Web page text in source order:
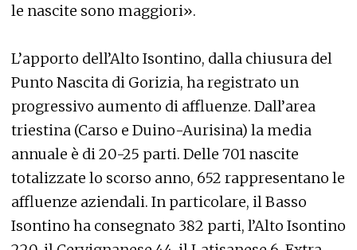
le nascite sono maggiori».
L’apporto dell’Alto Isontino, dalla chiusura del
Punto Nascita di Gorizia, ha registrato un
progressivo aumento di affluenze. Dall’area
triestina (Carso e Duino-Aurisina) la media
annuale è di 20-25 parti. Delle 701 nascite
totalizzate lo scorso anno, 652 rappresentano le
affluenze aziendali. In particolare, il Basso
Isontino ha consegnato 382 parti, l’Alto Isontino